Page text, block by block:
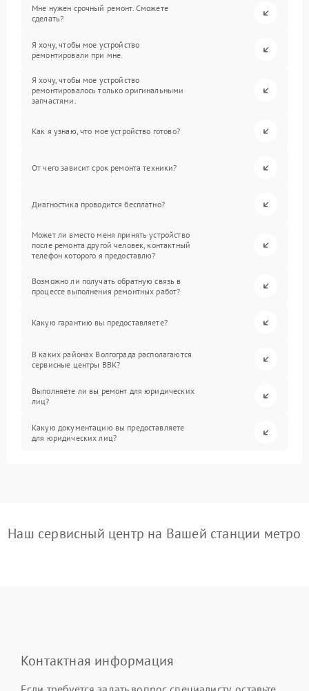
Мне нужен срочный ремонт. Сможете
сделать?
Я хочу, чтобы мое устройство
ремонтировали при мне.
Я хочу, чтобы мое устройство
ремонтировалось только оригинальными
запчастями.
Как я узнаю, что мое устройство готово?
От чего зависит срок ремонта техники?
Диагностика проводится бесплатно?
Может ли вместо меня принять устройство
после ремонта другой человек, контактный
телефон которого я предоставлю?
Возможно ли получать обратную связь в
процессе выполнения ремонтных работ?
Какую гарантию вы предоставляете?
В каких районах Волгограда располагаются
сервисные центры BBK?
Выполняете ли вы ремонт для юридических
лиц?
Какую документацию вы предоставляете
для юридических лиц?
Наш сервисный центр на Вашей станции метро
Контактная информация